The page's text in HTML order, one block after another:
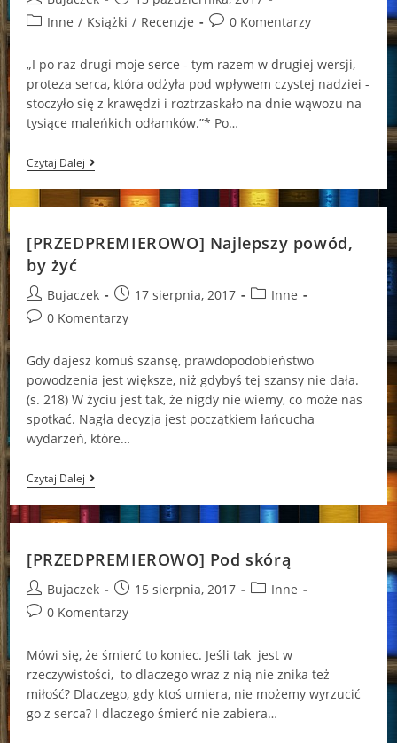
author:
published:
PostInne / Książki / Recenzje
Post0 Komentarzy
„I po raz drugi moje serce - tym razem w drugiej wersji,
proteza serca, która odżyła pod wpływem czystej nadziei -
stoczyło się z krawędzi i roztrzaskało na dnie wąwozu na
tysiące maleńkich odłamków.”* Po…
Czytaj DalejZakochanymi
Kobietami
Łatwiej
Manipulować?
[PRZEDPREMIEROWO] Najlepszy powód,
by żyć
Post
author:
Bujaczek
Post
published:
17 sierpnia, 2017
PostInne
Post0 Komentarzy
Gdy dajesz komuś szansę, prawdopodobieństwo
powodzenia jest większe, niż gdybyś tej szansy nie dała.
(s. 218) W życiu jest tak, że nigdy nie wiemy, co może nas
spotkać. Nagła decyzja jest początkiem łańcucha
wydarzeń, które…
Czytaj Dalej[PRZEDPREMIEROWO]
Najlepszy
Powód,
By
[PRZEDPREMIEROWO] Pod skórą
Post
author:
Bujaczek
Post
published:
15 sierpnia, 2017
PostInne
Post0 Komentarzy
Mówi się, że śmierć to koniec. Jeśli tak jest w
rzeczywistości, to dlaczego wraz z nią nie znika też
miłość? Dlaczego, gdy ktoś umiera, nie możemy wyrzucić
go z serca? I dlaczego śmierć nie zabiera…